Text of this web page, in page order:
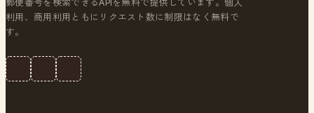
利用、商用利用ともにリクエスト数に制限はなく無料で
す。